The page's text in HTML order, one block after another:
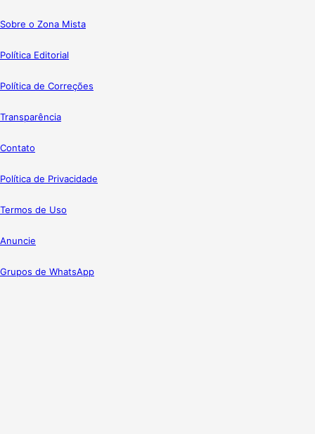
Sobre o Zona Mista
Política Editorial
Política de Correções
Transparência
Contato
Política de Privacidade
Termos de Uso
Anuncie
Grupos de WhatsApp